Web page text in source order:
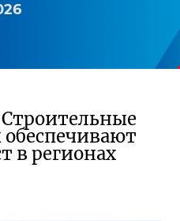
в регионах